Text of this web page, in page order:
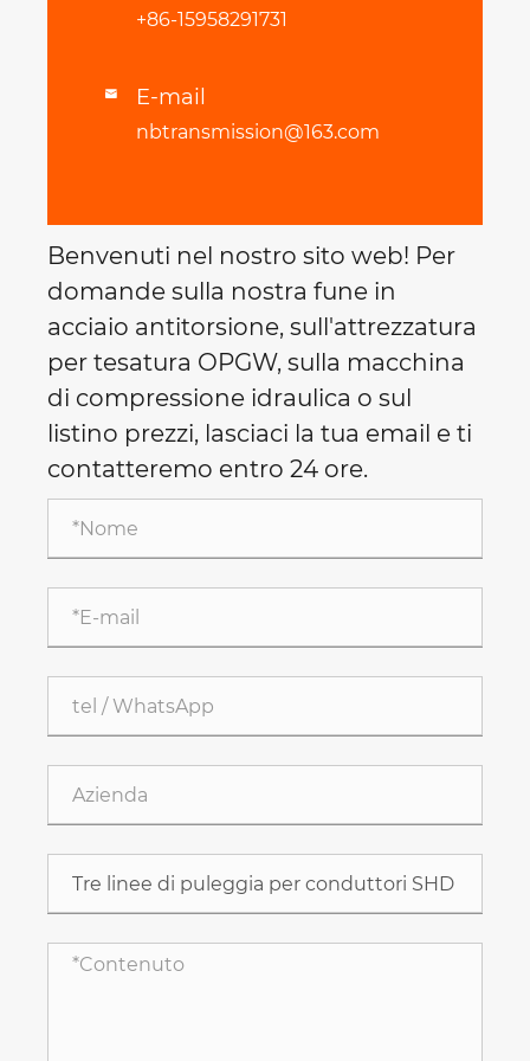
+86-15958291731
 E-mail
nbtransmission@163.com
Benvenuti nel nostro sito web! Per
domande sulla nostra fune in
acciaio antitorsione, sull'attrezzatura
per tesatura OPGW, sulla macchina
di compressione idraulica o sul
listino prezzi, lasciaci la tua email e ti
contatteremo entro 24 ore.